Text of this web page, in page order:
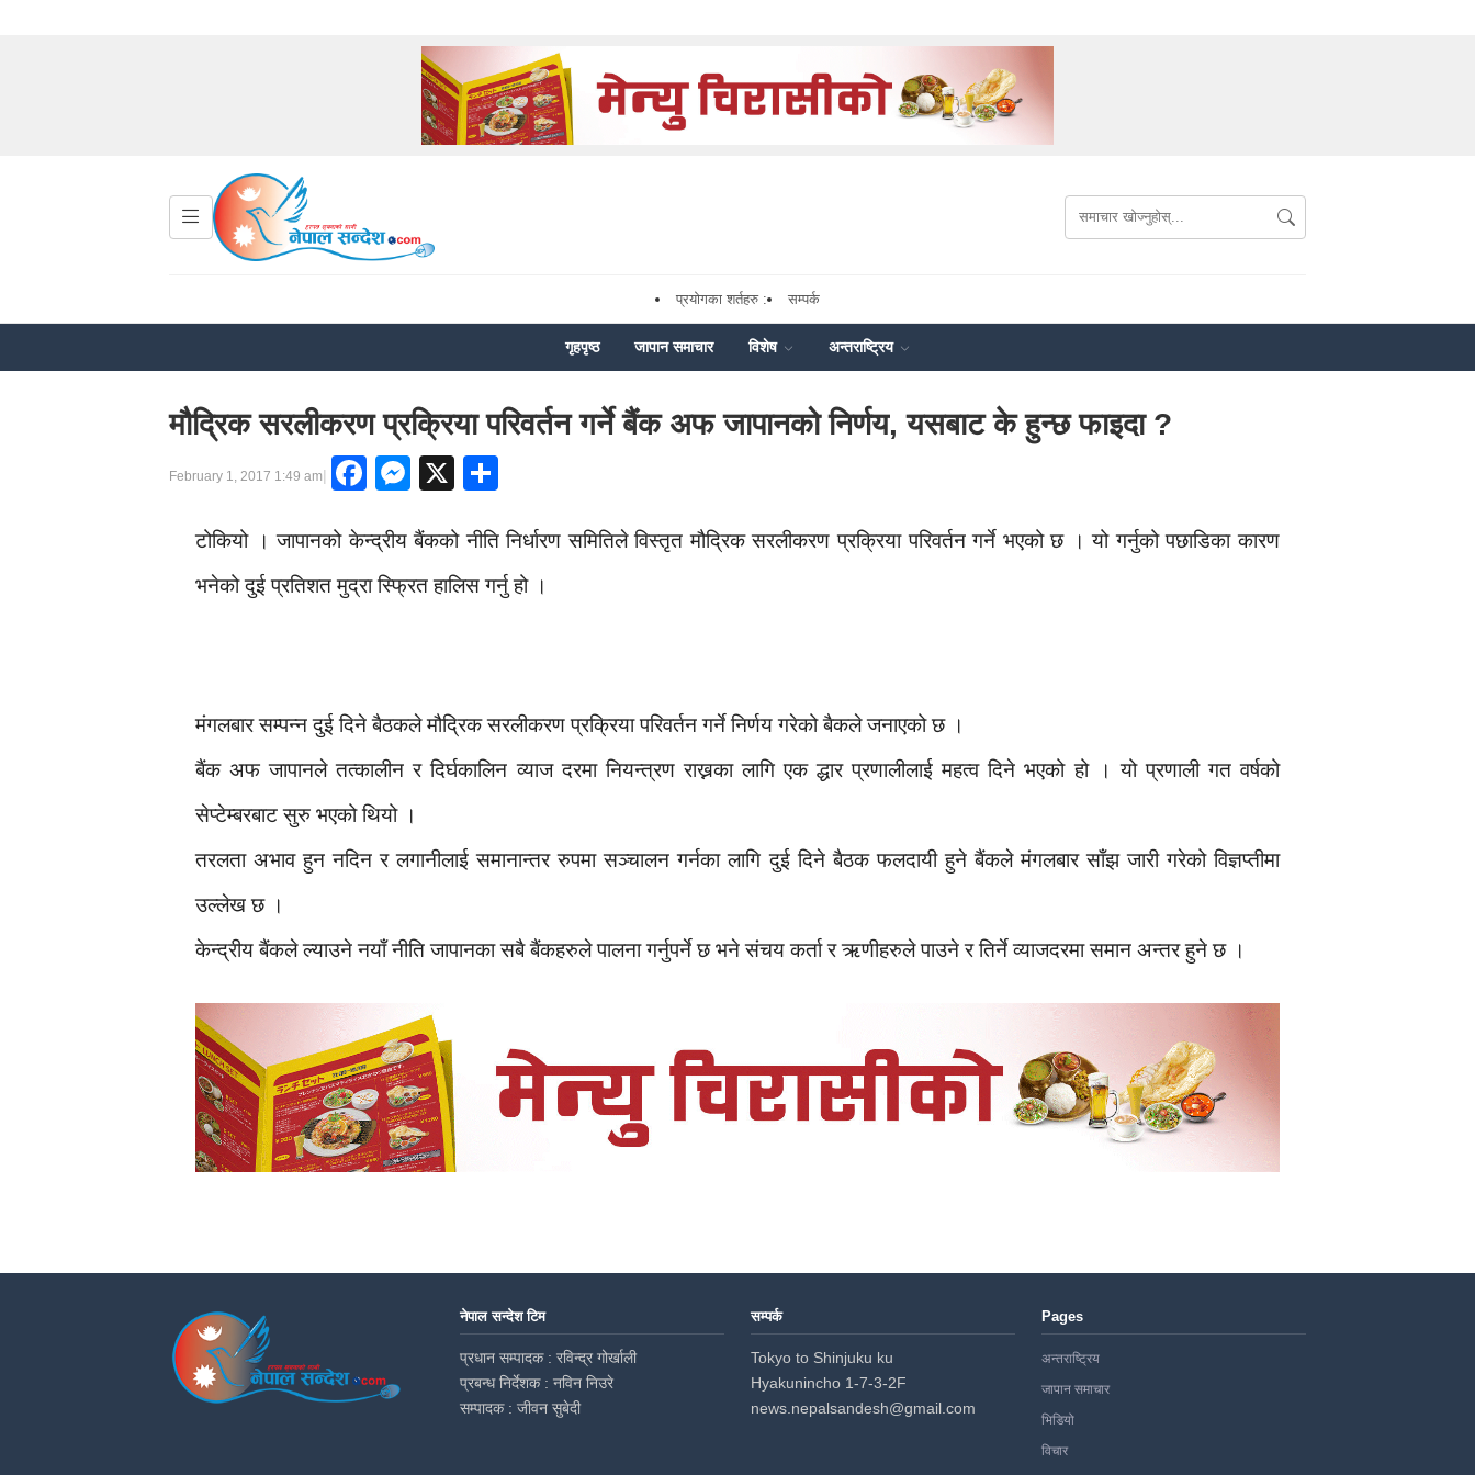
प्रयोगका शर्तहरु : सम्पर्क
गृहपृष्ठ जापान समाचार विशेष अन्तराष्ट्रिय
मौद्रिक सरलीकरण प्रक्रिया परिवर्तन गर्ने बैंक अफ जापानको निर्णय, यसबाट के हुन्छ फाइदा ?
February 1, 2017 1:49 am| Facebook
Messenger
X
टोकियो । जापानको केन्द्रीय बैंकको नीति निर्धारण समितिले विस्तृत मौद्रिक सरलीकरण प्रक्रिया परिवर्तन गर्ने भएको छ । यो गर्नुको पछाडिका कारण
भनेको दुई प्रतिशत मुद्रा स्फ्रित हालिस गर्नु हो ।
मंगलबार सम्पन्न दुई दिने बैठकले मौद्रिक सरलीकरण प्रक्रिया परिवर्तन गर्ने निर्णय गरेको बैकले जनाएको छ ।
बैंक अफ जापानले तत्कालीन र दिर्घकालिन व्याज दरमा नियन्त्रण राख्नका लागि एक द्धार प्रणालीलाई महत्व दिने भएको हो । यो प्रणाली गत वर्षको
सेप्टेम्बरबाट सुरु भएको थियो ।
तरलता अभाव हुन नदिन र लगानीलाई समानान्तर रुपमा सञ्चालन गर्नका लागि दुई दिने बैठक फलदायी हुने बैंकले मंगलबार साँझ जारी गरेको विज्ञप्तीमा
उल्लेख छ ।
केन्द्रीय बैंकले ल्याउने नयाँ नीति जापानका सबै बैंकहरुले पालना गर्नुपर्ने छ भने संचय कर्ता र ऋणीहरुले पाउने र तिर्ने व्याजदरमा समान अन्तर हुने छ ।
नेपाल सन्देश टिम
प्रधान सम्पादक : रविन्द्र गोर्खाली
प्रबन्ध निर्देशक : नविन निउरे
सम्पादक : जीवन सुबेदी
सम्पर्क
Tokyo to Shinjuku ku
Hyakunincho 1-7-3-2F
news.nepalsandesh@gmail.com
Pages
अन्तराष्ट्रिय
जापान समाचार
भिडियो
विचार